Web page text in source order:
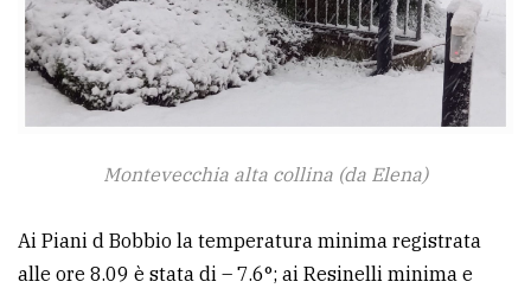
Montevecchia alta collina (da Elena)
Ai Piani d Bobbio la temperatura minima registrata
alle ore 8.09 è stata di – 7.6°; ai Resinelli minima e